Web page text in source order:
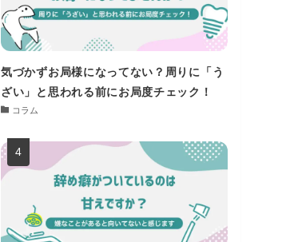
気づかずお局様になってない？周りに「う
ざい」と思われる前にお局度チェック！
コラム